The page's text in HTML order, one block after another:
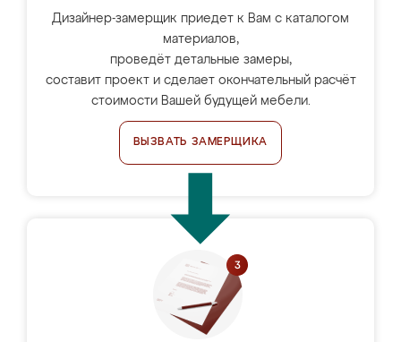
Дизайнер-замерщик приедет к Вам с каталогом
материалов,
проведёт детальные замеры,
составит проект и сделает окончательный расчёт
стоимости Вашей будущей мебели.
ВЫЗВАТЬ ЗАМЕРЩИКА